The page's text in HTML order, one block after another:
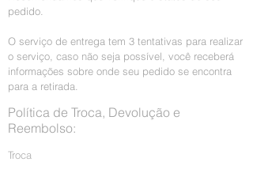
pedido.
O serviço de entrega tem 3 tentativas para realizar
o serviço, caso não seja possível, você receberá
informações sobre onde seu pedido se encontra
para a retirada.
Política de Troca, Devolução e
Reembolso:
Troca